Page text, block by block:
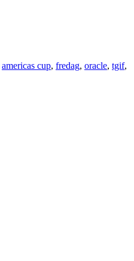
americas cup, fredag, oracle, tgif,